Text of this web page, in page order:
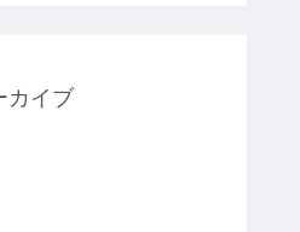
カイブ